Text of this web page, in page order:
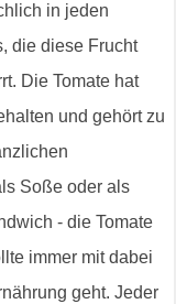
in jeden
die diese Frucht
Die Tomate hat
und gehört zu
Soße oder als
- die Tomate
immer mit dabei
geht. Jeder